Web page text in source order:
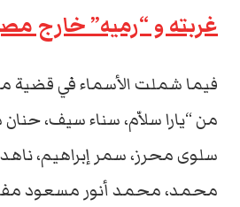
غربته و “رميه” خارج
فيما شملت الأسماء في قضية
من “يارا سلاّم، سناء سيف،
سلوى محرز، سمر إبراهيم،
محمد، محمد أنور مسعود